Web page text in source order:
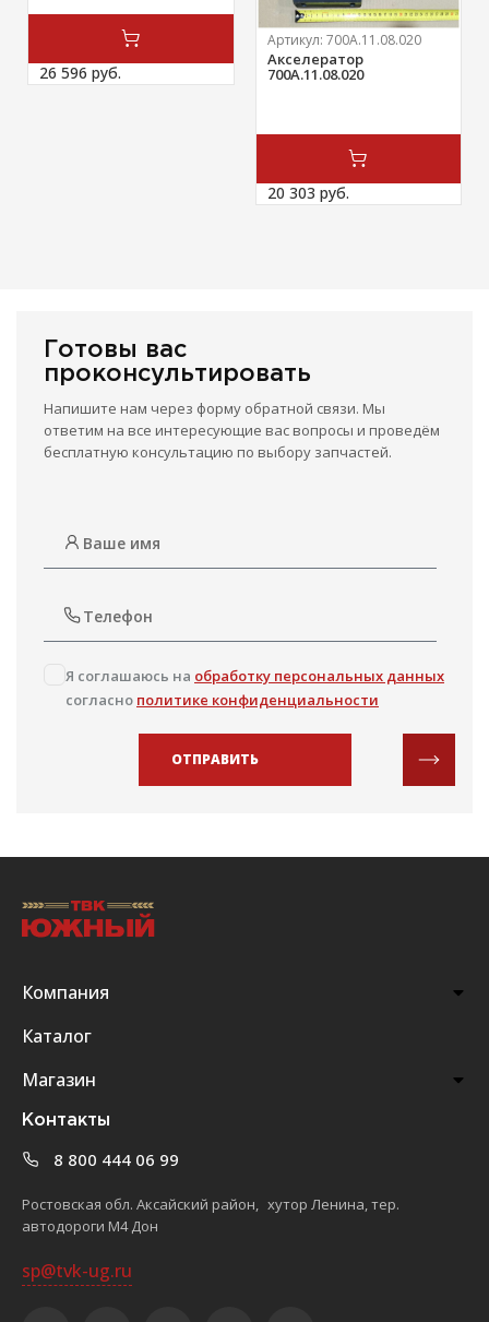
26 596 руб.
Артикул: 700А.11.08.020
Акселератор
700А.11.08.020
20 303 руб.
Готовы вас
проконсультировать
Напишите нам через форму обратной связи. Мы
ответим на все интересующие вас вопросы и проведём
бесплатную консультацию по выбору запчастей.
Я соглашаюсь на обработку персональных данных
согласно политике конфиденциальности
ОТПРАВИТЬ
Компания
Каталог
Магазин
Контакты
8 800 444 06 99
Ростовская обл. Аксайский район, хутор Ленина, тер.
автодороги М4 Дон
sp@tvk-ug.ru